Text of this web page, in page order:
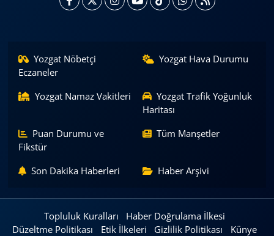
Yozgat Nöbetçi
Eczaneler
Yozgat Hava Durumu
Yozgat Namaz Vakitleri
Yozgat Trafik Yoğunluk
Haritası
Puan Durumu ve
Fikstür
Tüm Manşetler
Son Dakika Haberleri Haber Arşivi
Topluluk Kuralları
Haber Doğrulama İlkesi
Düzeltme Politikası
Etik İlkeleri Gizlilik Politikası
Künye